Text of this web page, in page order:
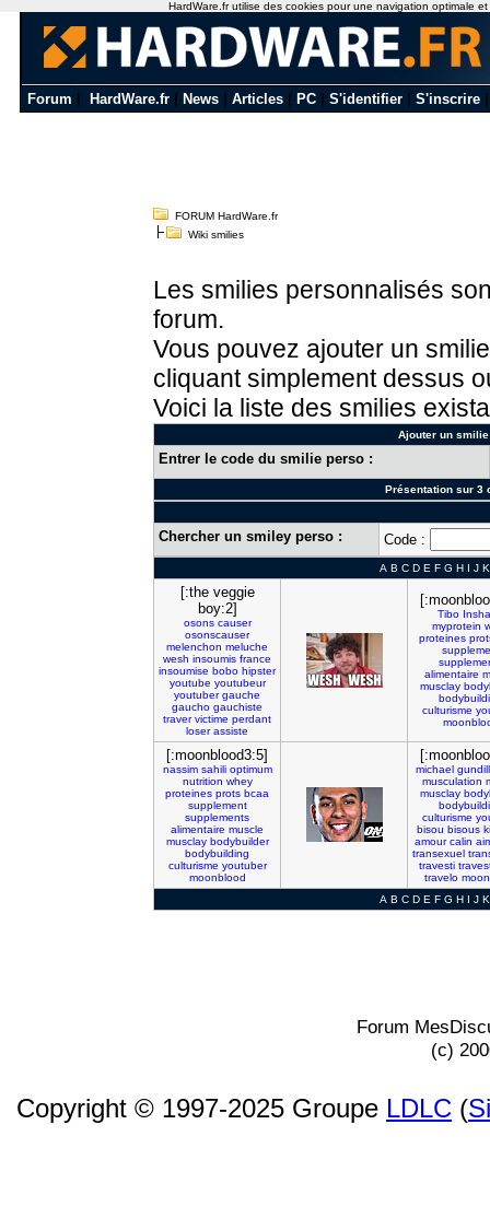
Forum HardWare.fr News Articles PC S'identifier S'inscrire
FORUM HardWare.fr
Wiki smilies
Les smilies personnalisés
forum.
Vous pouvez ajouter un
cliquant simplement dessus
Voici la liste des smilies
Ajouter un
Entrer le code du smilie perso :
Présentation sur 3
Chercher un smiley perso : Code :
A B C D E F G H I J K
[:the veggie
boy:2]
osons causer
osonscauser
melenchon meluche
wesh insoumis france
insoumise bobo hipster
youtube youtubeur
youtuber gauche
gaucho gauchiste
traver victime perdant
loser assiste
Tibo
myprotein
proteines
alimentaire
musclay
culturisme
[:moonblood3:5]
nassim sahili optimum
nutrition whey
proteines prots bcaa
supplement
supplements
alimentaire muscle
musclay bodybuilder
bodybuilding
culturisme youtuber
moonblood
michael gundill
musculation
musclay
culturisme
bisou bisous
amour calin
transexuel
travesti
travelo
A B C D E F G H I J K
Forum
(c)
Copyright © 1997-2025 Groupe LDLC (
HardWare.fr utilise des cookies pour une navigation optimale